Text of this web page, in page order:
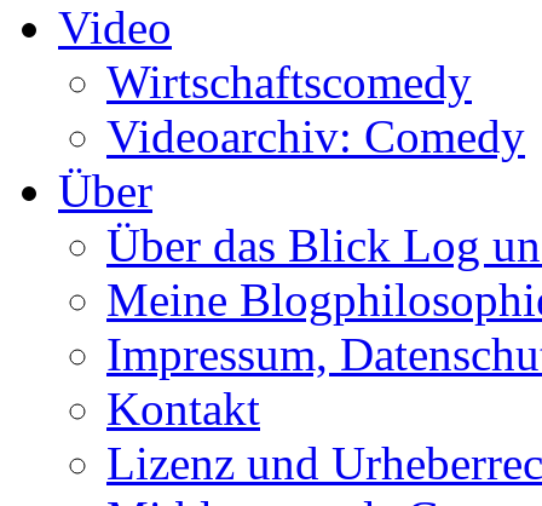
Video
Wirtschaftscomedy
Videoarchiv: Comedy
Über
Über das Blick Log
Meine
Impressum,
Kontakt
Lizenz und